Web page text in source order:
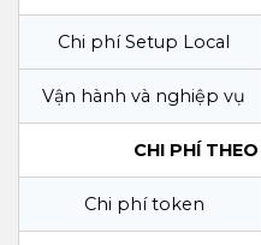
Chi phí Setup Local
Vận hành và nghiệp vụ
CHI PHÍ
Chi phí token